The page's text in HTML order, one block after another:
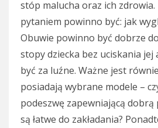
stóp malucha oraz ich zdrowia.
pytaniem powinno być: jak
Obuwie powinno być dobrze
stopy dziecka bez uciskania
być za luźne. Ważne jest
posiadają wybrane modele –
podeszwę zapewniającą dobrą
są łatwe do zakładania?